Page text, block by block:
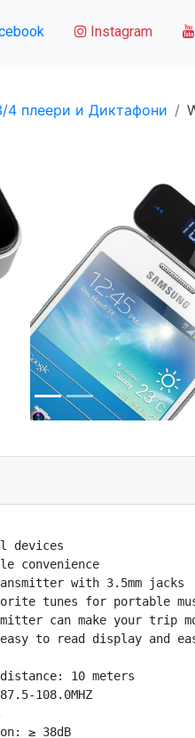
Instagram
4 плеери и Диктафони
devices
convenience
with 3.5mm jacks
tunes for portable
can make your trip
to read display and
10 meters
108.0MHZ
≥ 38dB